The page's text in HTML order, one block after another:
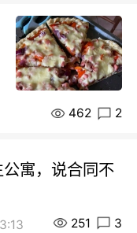
462 2
寓，说合同不
251 3